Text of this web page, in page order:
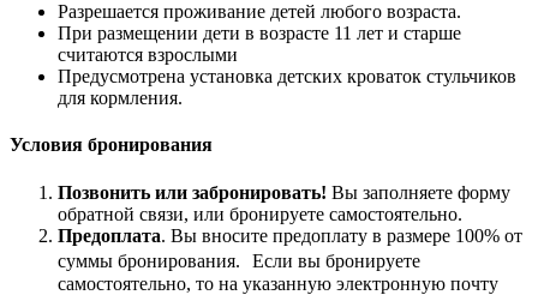
Разрешается проживание детей любого возраста.
При размещении дети в возрасте 11 лет и старше
считаются взрослыми
Предусмотрена установка детских кроваток стульчиков
для кормления.
Условия бронирования
Позвонить или забронировать! Вы заполняете форму
обратной связи, или бронируете самостоятельно.
Предоплата. Вы вносите предоплату в размере 100% от
суммы бронирования. Если вы бронируете
самостоятельно, то на указанную электронную почту